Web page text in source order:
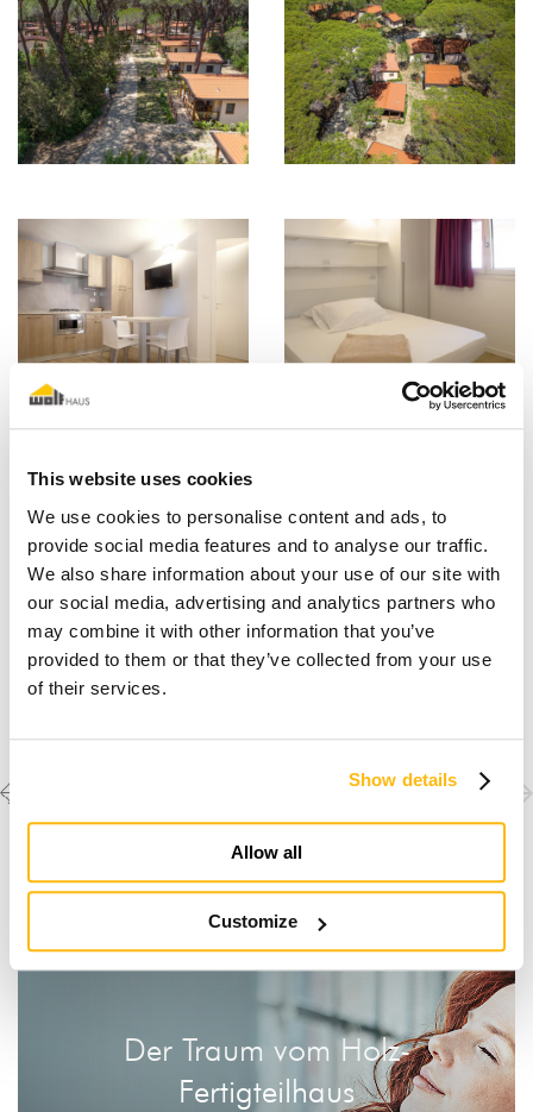
This website uses cookies
We use cookies to personalise content and ads, to
provide social media features and to analyse our traffic.
We also share information about your use of our site with
our social media, advertising and analytics partners who
may combine it with other information that you’ve
provided to them or that they’ve collected from your use
of their services.
Show details
Allow all
Customize
Weitere Objekte
Next
Der Traum vom Holz-
Fertigteilhaus